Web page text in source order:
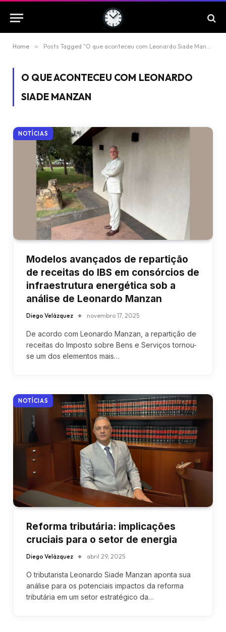
Home » Posts Tagged "O que aconteceu com Leonardo Siade Manzan"
O QUE ACONTECEU COM LEONARDO
SIADE MANZAN
NOTÍCIAS
Modelos avançados de repartição
de receitas do IBS em consórcios de
infraestrutura energética sob a
análise de Leonardo Manzan
Diego Velázquez novembro 17, 2025
De acordo com Leonardo Manzan, a repartição de
receitas do Imposto sobre Bens e Serviços tornou-
se um dos elementos mais…
NOTÍCIAS
Reforma tributária: implicações
cruciais para o setor de energia
Diego Velázquez abril 29, 2025
O tributarista Leonardo Siade Manzan aponta sua
análise para os potenciais impactos da reforma
tributária em um setor estratégico da…